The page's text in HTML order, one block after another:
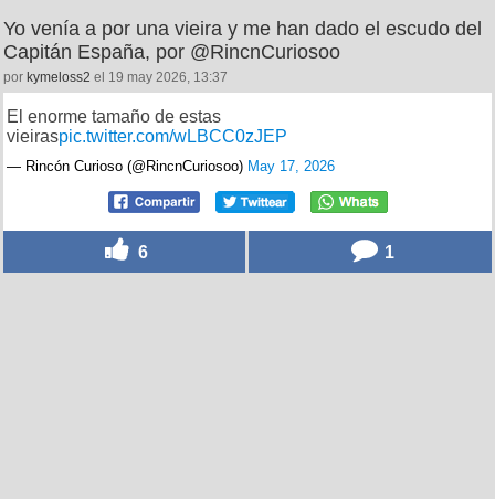
Yo venía a por una vieira y me han dado el escudo del
Capitán España, por @RincnCuriosoo
por kymeloss2 el 19 may 2026, 13:37
El enorme tamaño de estas
vieiraspic.twitter.com/wLBCC0zJEP
— Rincón Curioso (@RincnCuriosoo) May 17, 2026
6 1